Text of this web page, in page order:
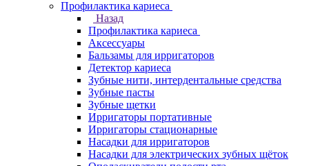
Профилактика кариеса
Назад
Профилактика кариеса
Аксессуары
Бальзамы для ирригаторов
Детектор кариеса
Зубные нити, интердентальные средства
Зубные пасты
Зубные щетки
Ирригаторы портативные
Ирригаторы стационарные
Насадки для ирригаторов
Насадки для электрических зубных щёток